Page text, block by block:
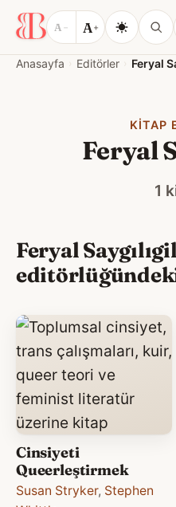
A − A+
Anasayfa Editörler Feryal
KITAP
Feryal
1
Feryal Saygılıgil
Cinsiyeti
Queerleştirmek
Susan Stryker, Stephen